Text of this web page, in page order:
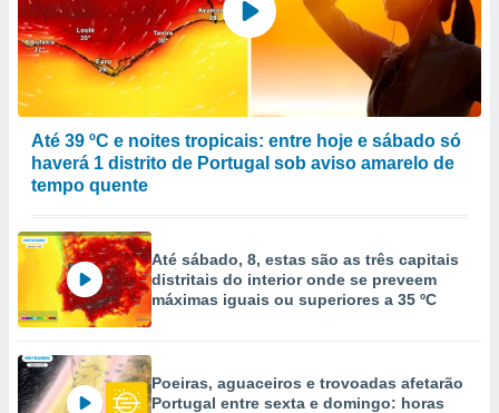
Até 39 ºC e noites tropicais: entre hoje e sábado só
haverá 1 distrito de Portugal sob aviso amarelo de
tempo quente
Até sábado, 8, estas são as três capitais
distritais do interior onde se preveem
máximas iguais ou superiores a 35 ºC
Poeiras, aguaceiros e trovoadas afetarão
Portugal entre sexta e domingo: horas